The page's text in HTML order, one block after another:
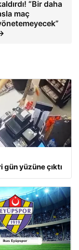
“Bir daha
maç
gün yüzüne çıktı